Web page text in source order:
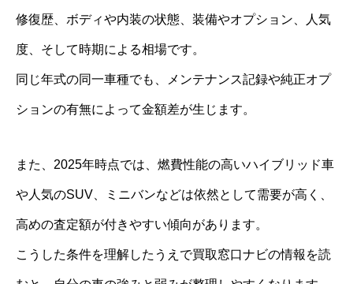
修復歴、ボディや内装の状態、装備やオプション、人気
度、そして時期による相場です。
同じ年式の同一車種でも、メンテナンス記録や純正オプ
ションの有無によって金額差が生じます。
また、2025年時点では、燃費性能の高いハイブリッド車
や人気のSUV、ミニバンなどは依然として需要が高く、
高めの査定額が付きやすい傾向があります。
こうした条件を理解したうえで買取窓口ナビの情報を読